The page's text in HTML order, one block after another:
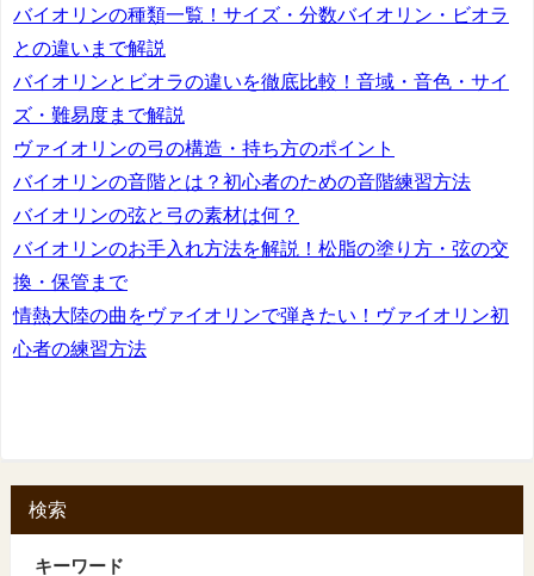
バイオリンの種類一覧！サイズ・分数バイオリン・ビオラ
との違いまで解説
バイオリンとビオラの違いを徹底比較！音域・音色・サイ
ズ・難易度まで解説
ヴァイオリンの弓の構造・持ち方のポイント
バイオリンの音階とは？初心者のための音階練習方法
バイオリンの弦と弓の素材は何？
バイオリンのお手入れ方法を解説！松脂の塗り方・弦の交
換・保管まで
情熱大陸の曲をヴァイオリンで弾きたい！ヴァイオリン初
心者の練習方法
検索
キーワード